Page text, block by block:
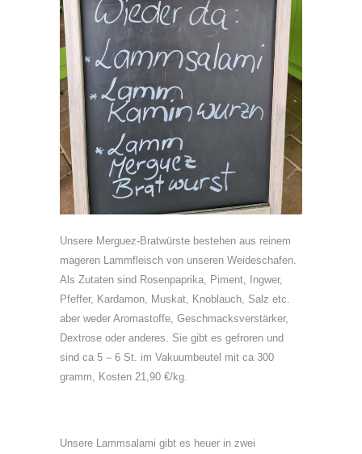
Unsere Merguez-Bratwürste bestehen aus reinem
mageren Lammfleisch von unseren Weideschafen.
Als Zutaten sind Rosenpaprika, Piment, Ingwer,
Pfeffer, Kardamon, Muskat, Knoblauch, Salz etc.
aber weder Aromastoffe, Geschmacksverstärker,
Dextrose oder anderes. Sie gibt es gefroren und
sind ca 5 – 6 St. im Vakuumbeutel mit ca 300
gramm, Kosten 21,90 €/kg.
Unsere Lammsalami gibt es heuer in zwei